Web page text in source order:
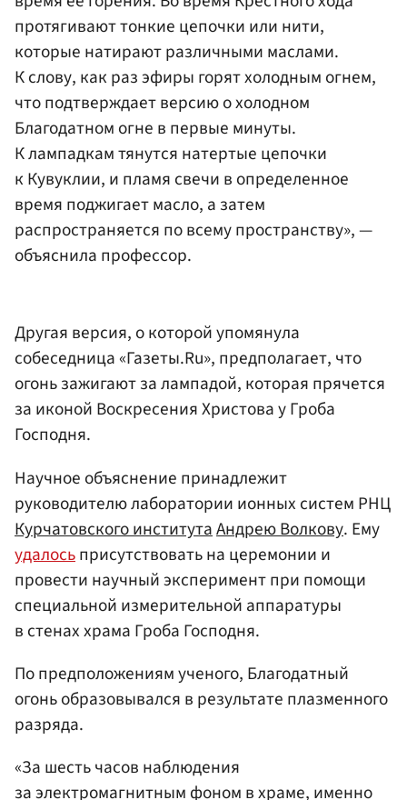
протягивают тонкие цепочки или нити,
которые натирают различными маслами.
К слову, как раз эфиры горят холодным огнем,
что подтверждает версию о холодном
Благодатном огне в первые минуты.
К лампадкам тянутся натертые цепочки
к Кувуклии, и пламя свечи в определенное
время поджигает масло, а затем
распространяется по всему пространству», —
объяснила профессор.
Другая версия, о которой упомянула
собеседница «Газеты.Ru», предполагает, что
огонь зажигают за лампадой, которая прячется
за иконой Воскресения Христова у Гроба
Господня.
Научное объяснение принадлежит
руководителю лаборатории ионных систем РНЦ
Курчатовского институтаАндрею Волкову. Ему
удалосьприсутствовать на церемонии и
провести научный эксперимент при помощи
специальной измерительной аппаратуры
в стенах храма Гроба Господня.
По предположениям ученого, Благодатный
огонь образовывался в результате плазменного
разряда.
«За шесть часов наблюдения
за электромагнитным фоном в храме, именно